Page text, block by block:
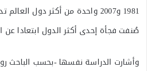
1981 و2007 واحدة من أكثر دول
صُنفت فجأة إحدى أكثر الدول ابتعادا عن
وأشارت الدراسة نفسها -بحسب الباحث